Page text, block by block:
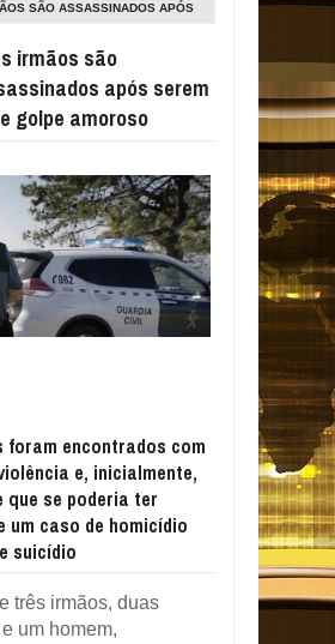
SÃO ASSASSINADOS APÓS
irmãos são
após serem
golpe amoroso
foram encontrados com
e, inicialmente,
que se poderia ter
um caso de homicídio
suicídio
três irmãos, duas
um homem,